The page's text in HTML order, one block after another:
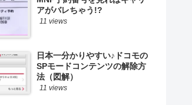
アがバレちゃう!?
11 views
日本一分かりやすい♪ドコモの
SPモードコンテンツの解除方
法（図解）
11 views